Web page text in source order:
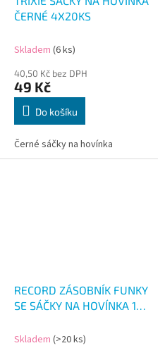
ČERNÉ 4X20KS
Skladem (6 ks)
40,50 Kč bez DPH
49 Kč
Do košíku
Černé sáčky na hovínka
RECORD ZÁSOBNÍK FUNKY
SE SÁČKY NA HOVÍNKA 15
Skladem (>20 ks)